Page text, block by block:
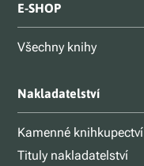
E-SHOP
Všechny knihy
Nakladatelství
Kamenné knihkupectví
Tituly nakladatelství